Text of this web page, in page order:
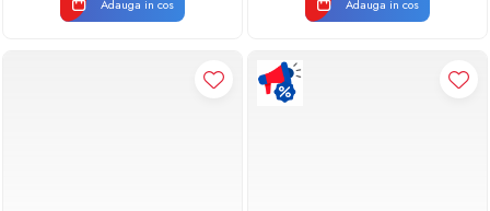
Adauga in cos Adauga in cos